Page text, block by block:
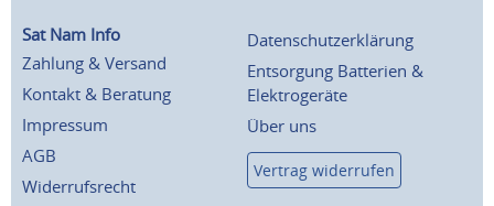
Sat Nam Info
Zahlung & Versand
Kontakt & Beratung
Impressum
AGB
Widerrufsrecht
Datenschutzerklärung
Entsorgung Batterien &
Elektrogeräte
Über uns
Vertrag widerrufen